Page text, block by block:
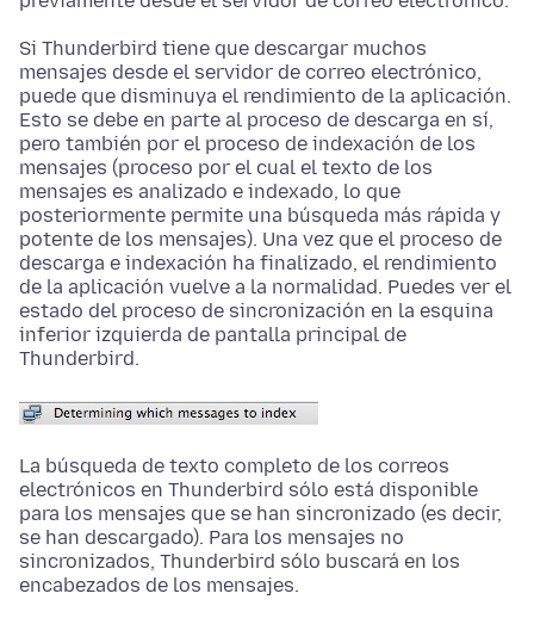
Si Thunderbird tiene que descargar muchos
mensajes desde el servidor de correo electrónico,
puede que disminuya el rendimiento de la aplicación.
Esto se debe en parte al proceso de descarga en sí,
pero también por el proceso de indexación de los
mensajes (proceso por el cual el texto de los
mensajes es analizado e indexado, lo que
posteriormente permite una búsqueda más rápida y
potente de los mensajes). Una vez que el proceso de
descarga e indexación ha finalizado, el rendimiento
de la aplicación vuelve a la normalidad. Puedes ver el
estado del proceso de sincronización en la esquina
inferior izquierda de pantalla principal de
Thunderbird.
La búsqueda de texto completo de los correos
electrónicos en Thunderbird sólo está disponible
para los mensajes que se han sincronizado (es decir,
se han descargado). Para los mensajes no
sincronizados, Thunderbird sólo buscará en los
encabezados de los mensajes.